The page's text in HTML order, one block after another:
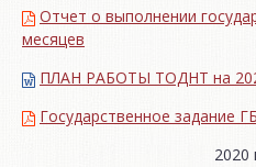
Отчет о выполнении
месяцев
ПЛАН РАБОТЫ ТОДНТ на
Государственное задание
2020